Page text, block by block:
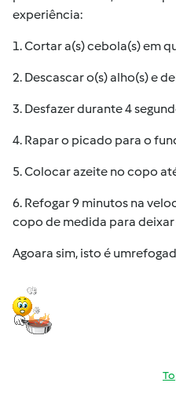
experiência:
1. Cortar a(s) cebola(s) em
2. Descascar o(s) alho(s) e
3. Desfazer durante 4
4. Rapar o picado para o
5. Colocar azeite no copo
6. Refogar 9 minutos na
copo de medida para deixar
Agoara sim, isto é